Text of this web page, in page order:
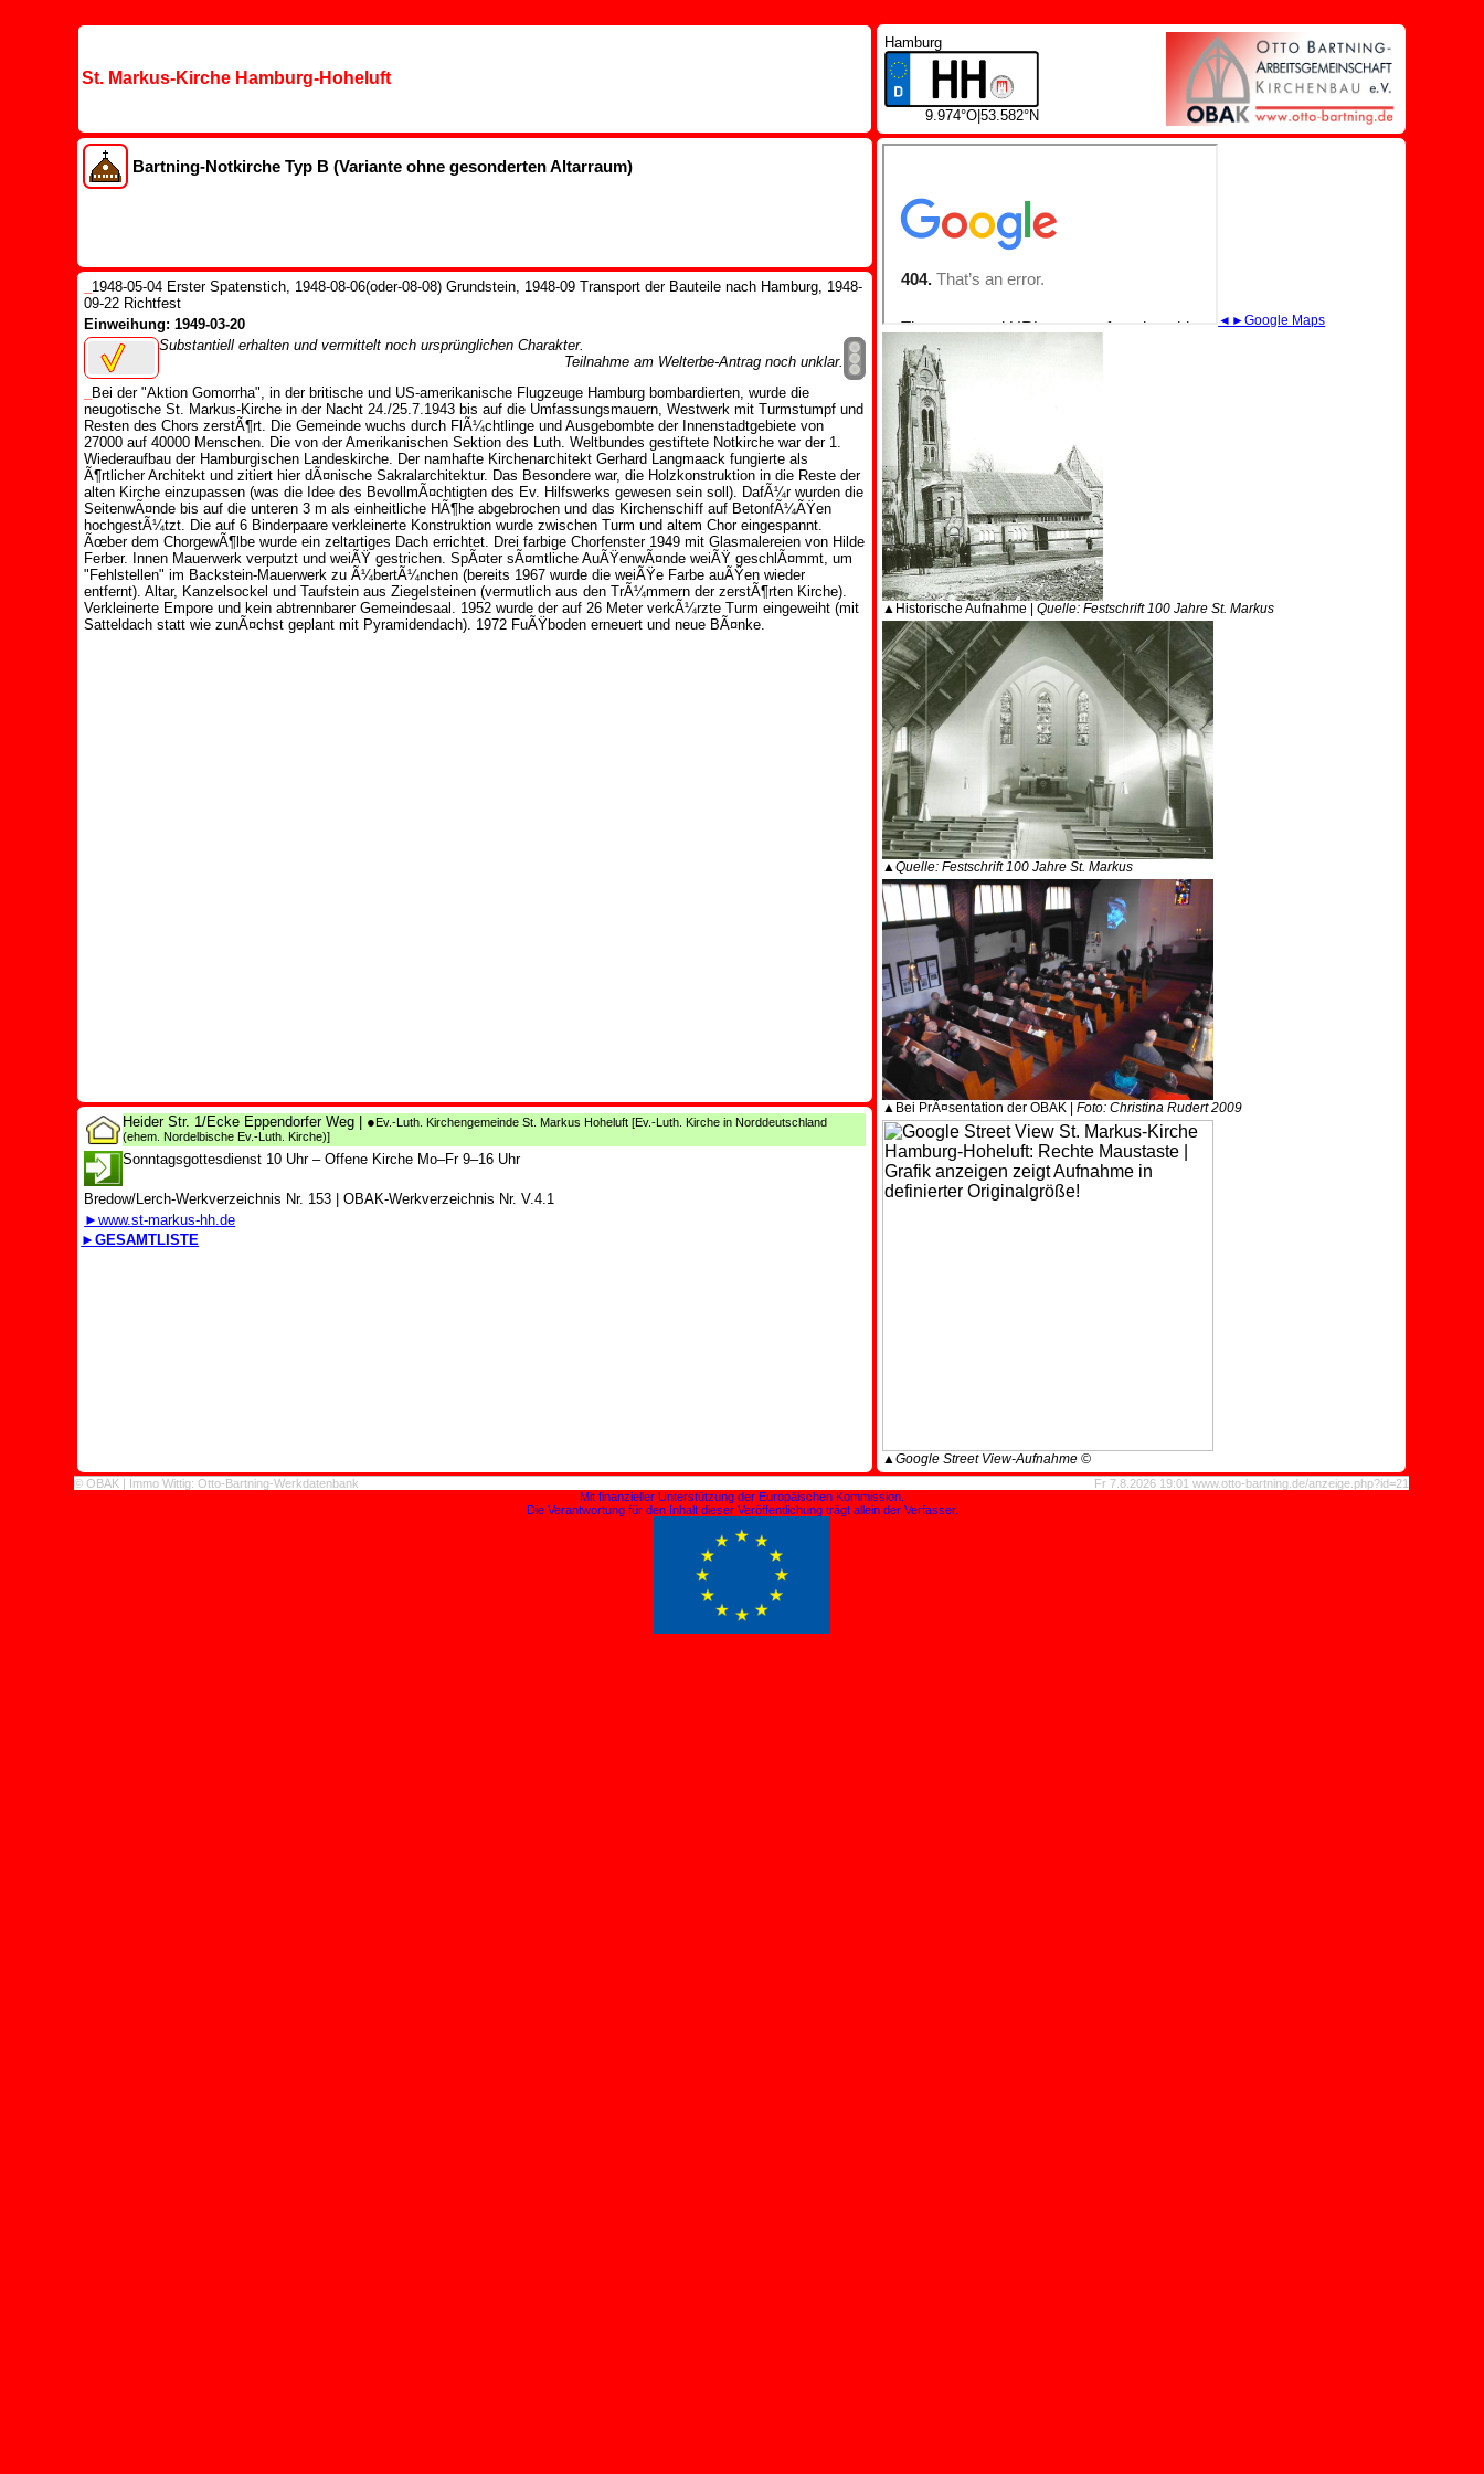
St. Markus-Kirche Hamburg-Hoheluft
Hamburg
9.974°O|53.582°N
Bartning-Notkirche Typ B (Variante ohne gesonderten Altarraum)
◄►Google Maps
▲Historische Aufnahme |Quelle: Festschrift 100 Jahre St. Markus
▲Quelle: Festschrift 100 Jahre St. Markus
▲Bei PrÃ¤sentation der OBAK |Foto: Christina Rudert 2009
▲Google Street View-Aufnahme ©
1948-05-04 Erster Spatenstich, 1948-08-06(oder-08-08) Grundstein, 1948-09 Transport der Bauteile nach Hamburg, 1948-
09-22 Richtfest
Einweihung: 1949-03-20
Substantiell erhalten und vermittelt noch ursprünglichen Charakter.
Teilnahme am Welterbe-Antrag noch unklar.
Bei der "Aktion Gomorrha", in der britische und US-amerikanische Flugzeuge Hamburg bombardierten, wurde die
neugotische St. Markus-Kirche in der Nacht 24./25.7.1943 bis auf die Umfassungsmauern, Westwerk mit Turmstumpf und
Resten des Chors zerstÃ¶rt. Die Gemeinde wuchs durch FlÃ¼chtlinge und Ausgebombte der Innenstadtgebiete von
27000 auf 40000 Menschen. Die von der Amerikanischen Sektion des Luth. Weltbundes gestiftete Notkirche war der 1.
Wiederaufbau der Hamburgischen Landeskirche. Der namhafte Kirchenarchitekt Gerhard Langmaack fungierte als
Ã¶rtlicher Architekt und zitiert hier dÃ¤nische Sakralarchitektur. Das Besondere war, die Holzkonstruktion in die Reste der
alten Kirche einzupassen (was die Idee des BevollmÃ¤chtigten des Ev. Hilfswerks gewesen sein soll). DafÃ¼r wurden die
SeitenwÃ¤nde bis auf die unteren 3 m als einheitliche HÃ¶he abgebrochen und das Kirchenschiff auf BetonfÃ¼ÃŸen
hochgestÃ¼tzt. Die auf 6 Binderpaare verkleinerte Konstruktion wurde zwischen Turm und altem Chor eingespannt.
Ãœber dem ChorgewÃ¶lbe wurde ein zeltartiges Dach errichtet. Drei farbige Chorfenster 1949 mit Glasmalereien von Hilde
Ferber. Innen Mauerwerk verputzt und weiÃŸ gestrichen. SpÃ¤ter sÃ¤mtliche AuÃŸenwÃ¤nde weiÃŸ geschlÃ¤mmt, um
"Fehlstellen" im Backstein-Mauerwerk zu Ã¼bertÃ¼nchen (bereits 1967 wurde die weiÃŸe Farbe auÃŸen wieder
entfernt). Altar, Kanzelsockel und Taufstein aus Ziegelsteinen (vermutlich aus den TrÃ¼mmern der zerstÃ¶rten Kirche).
Verkleinerte Empore und kein abtrennbarer Gemeindesaal. 1952 wurde der auf 26 Meter verkÃ¼rzte Turm eingeweiht (mit
Satteldach statt wie zunÃ¤chst geplant mit Pyramidendach). 1972 FuÃŸboden erneuert und neue BÃ¤nke.
Heider Str. 1/Ecke Eppendorfer Weg | ●Ev.-Luth. Kirchengemeinde St. Markus Hoheluft [Ev.-Luth. Kirche in Norddeutschland
(ehem. Nordelbische Ev.-Luth. Kirche)]
Sonntagsgottesdienst 10 Uhr – Offene Kirche Mo–Fr 9–16 Uhr
Bredow/Lerch-Werkverzeichnis Nr. 153 |OBAK-Werkverzeichnis Nr. V.4.1
►www.st-markus-hh.de
►GESAMTLISTE
© OBAK | Immo Wittig: Otto-Bartning-Werkdatenbank
Fr 7.8.2026 19:01 www.otto-bartning.de/anzeige.php?id=21
Mit finanzieller Unterstützung der Europäischen Kommission.
Die Verantwortung für den Inhalt dieser Veröffentlichung trägt allein der Verfasser.